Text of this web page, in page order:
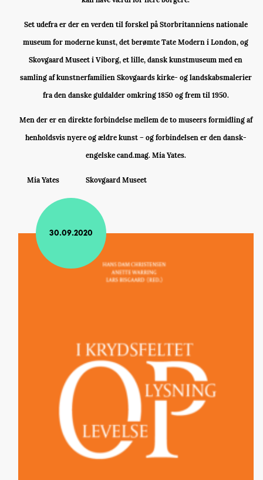
Set udefra er der en verden til forskel på Storbritanniens nationale
museum for moderne kunst, det berømte Tate Modern i London, og
Skovgaard Museet i Viborg, et lille, dansk kunstmuseum med en
samling af kunstnerfamilien Skovgaards kirke- og landskabsmalerier
fra den danske guldalder omkring 1850 og frem til 1950.
Men der er en direkte forbindelse mellem de to museers formidling af
henholdsvis nyere og ældre kunst – og forbindelsen er den dansk-
engelske cand.mag. Mia Yates.
Mia Yates Skovgaard Museet
30.09.2020